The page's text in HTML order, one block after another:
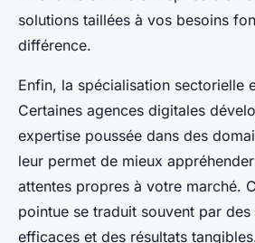
solutions taillées à vos besoins
différence.
Enfin, la spécialisation sectorielle
Certaines agences digitales
expertise poussée dans des
leur permet de mieux
attentes propres à votre marché.
pointue se traduit souvent par
efficaces et des résultats